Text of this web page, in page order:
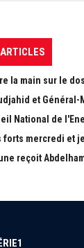
la main sur le
et
National de
forts mercredi et
reçoit